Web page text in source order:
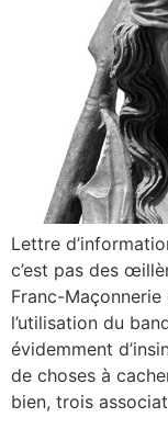
Lettre
c’est pas des
Franc-
l’utilisation du
évidemment
de choses à
bien, trois